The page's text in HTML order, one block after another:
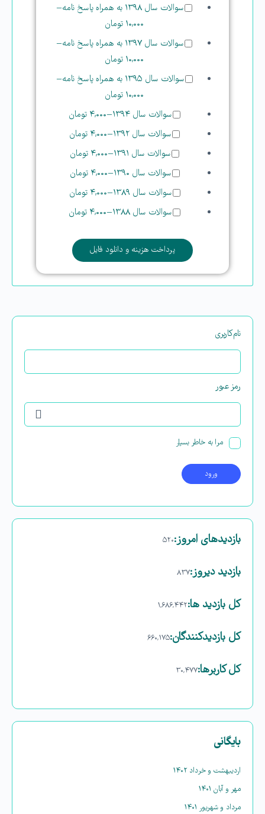
سوالات سال ۱۳۹۸ به همراه پاسخ نامه
–
۱۰,۰۰۰ تومان
سوالات سال ۱۳۹۷ به همراه پاسخ نامه
–
۱۰,۰۰۰ تومان
سوالات سال ۱۳۹۵ به همراه پاسخ نامه
–
۱۰,۰۰۰ تومان
سوالات سال ۱۳۹۴
–۴,۰۰۰ تومان
سوالات سال ۱۳۹۲
–۴,۰۰۰ تومان
سوالات سال ۱۳۹۱
–۴,۰۰۰ تومان
سوالات سال ۱۳۹۰
–۴,۰۰۰ تومان
سوالات سال ۱۳۸۹
–۴,۰۰۰ تومان
سوالات سال ۱۳۸۸
–۴,۰۰۰ تومان
پرداخت هزینه و دانلود فایل
نام‌کاربری
رمز عبور
مرا به خاطر بسپار
بازدیدهای امروز:۵۲۰
بازدید دیروز:۸۳۷
کل بازدید ها:۱,۶۸۶,۴۴۲
کل بازدیدکنند‌گان:۶۶۰,۱۷۵
کل کاربرها:۳۰,۴۷۷
بایگانی
اردیبهشت و خرداد ۱۴۰۲
مهر و آبان ۱۴۰۱
مرداد و شهریور ۱۴۰۱